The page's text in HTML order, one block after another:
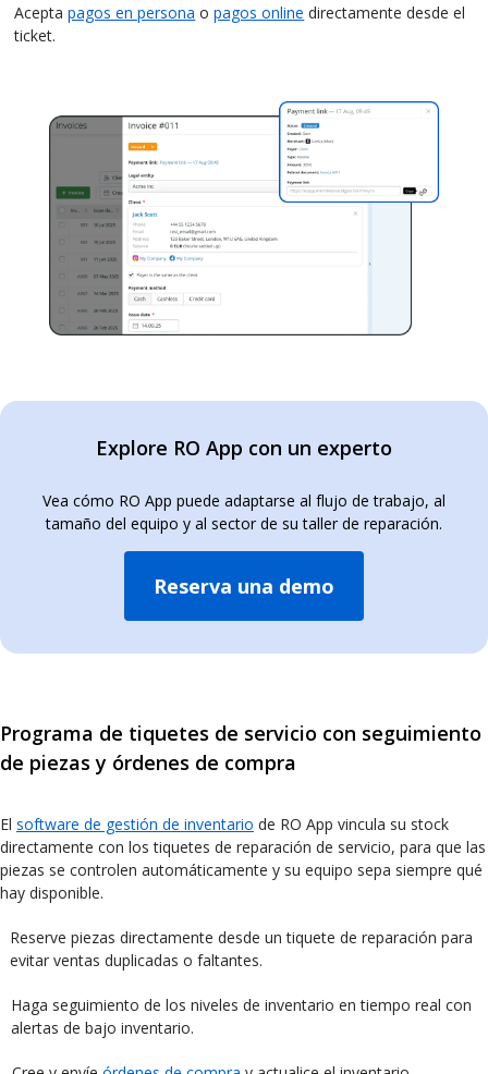
Aceptapagos en persona opagos online directamente desde el
ticket.
Explore RO App con un experto
Vea cómo RO App puede adaptarse al flujo de trabajo, al
tamaño del equipo y al sector de su taller de reparación.
Reserva una demo
Programa de tiquetes de servicio con seguimiento
de piezas y órdenes de compra
El software de gestión de inventario de RO App vincula su stock
directamente con los tiquetes de reparación de servicio, para que las
piezas se controlen automáticamente y su equipo sepa siempre qué
hay disponible.
Reserve piezas directamente desde un tiquete de reparación para
evitar ventas duplicadas o faltantes.
Haga seguimiento de los niveles de inventario en tiempo real con
alertas de bajo inventario.